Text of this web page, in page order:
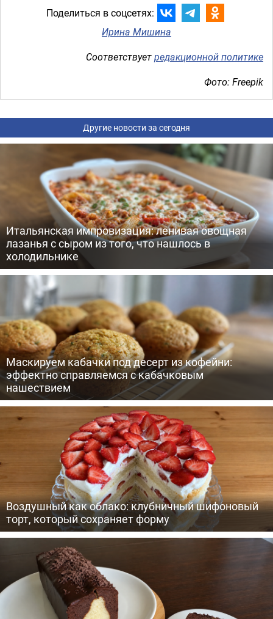
Поделиться в соцсетях:
Ирина Мишина
Соответствуетредакционной политике
Фото: Freepik
Другие новости за сегодня
Итальянская импровизация: ленивая овощная
лазанья с сыром из того, что нашлось в
холодильнике
Маскируем кабачки под десерт из кофейни:
эффектно справляемся с кабачковым
нашествием
Воздушный как облако: клубничный шифоновый
торт, который сохраняет форму